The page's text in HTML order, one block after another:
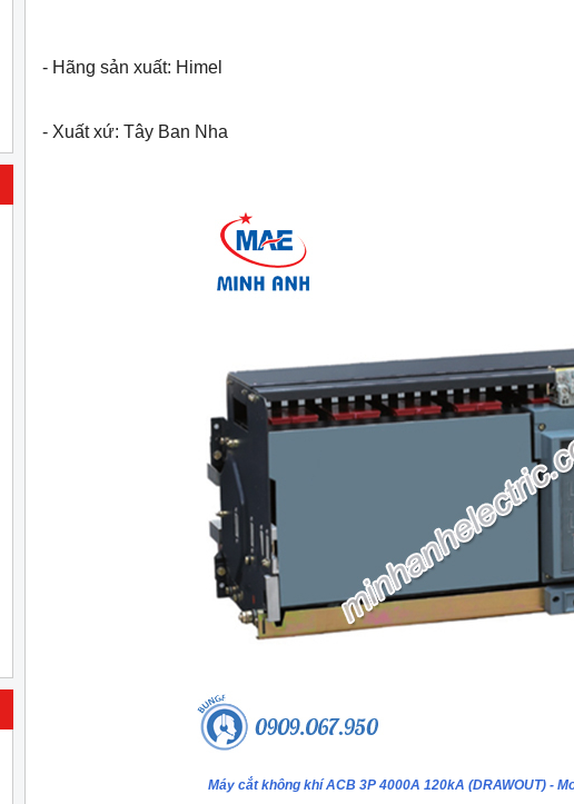
- Hãng sản xuất: Himel
- Xuất xứ: Tây Ban Nha
Máy cắt không khí ACB 3P 4000A 120kA (DRAWOUT) -